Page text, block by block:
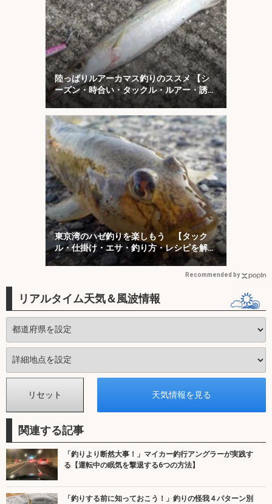
陸っぱりルアーカマス釣りのススメ 【シ
ーズン・時合い・タックル・ルアー・誘い
方を解説】
東京湾のハゼ釣りを楽しもう 【タック
ル・仕掛け・エサ・釣り方・レシピを解
説】
Recommended by
リアルタイム天気＆風波情報
関連する記事
「釣りより断然大事！」マイカー釣行アングラーが実践す
る【運転中の眠気を撃退する6つの方法】
「釣りする前に知っておこう！」釣りの怪我４パターン別